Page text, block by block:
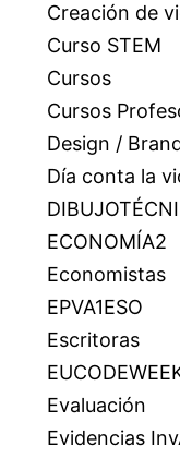
Creación de
Curso STEM
Cursos
Cursos
Design /
Día conta la
ECONOMÍA2
Economistas
EPVA1ESO
Escritoras
Evaluación
Evidencias